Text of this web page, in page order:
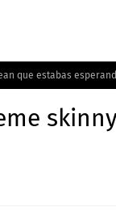
que estabas